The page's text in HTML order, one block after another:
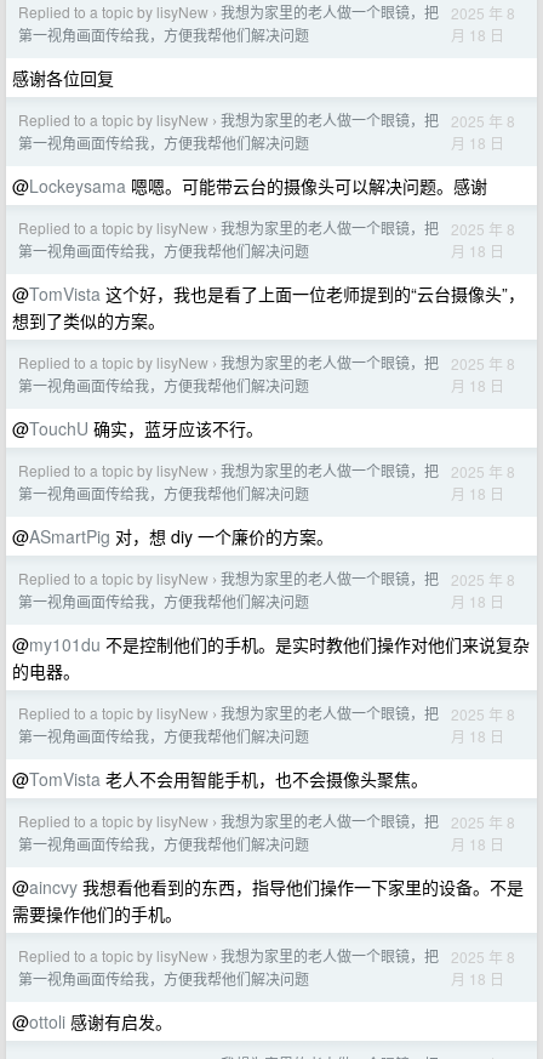
Replied to a topic by lisyNew › 我想为家里的老人做一个眼镜，把
第一视角画面传给我，方便我帮他们解决问题
2025 年 8
月 18 日
感谢各位回复
Replied to a topic by lisyNew › 我想为家里的老人做一个眼镜，把
第一视角画面传给我，方便我帮他们解决问题
2025 年 8
月 18 日
@Lockeysama 嗯嗯。可能带云台的摄像头可以解决问题。感谢
Replied to a topic by lisyNew › 我想为家里的老人做一个眼镜，把
第一视角画面传给我，方便我帮他们解决问题
2025 年 8
月 18 日
@TomVista 这个好，我也是看了上面一位老师提到的“云台摄像头”，
想到了类似的方案。
Replied to a topic by lisyNew › 我想为家里的老人做一个眼镜，把
第一视角画面传给我，方便我帮他们解决问题
2025 年 8
月 18 日
@TouchU 确实，蓝牙应该不行。
Replied to a topic by lisyNew › 我想为家里的老人做一个眼镜，把
第一视角画面传给我，方便我帮他们解决问题
2025 年 8
月 18 日
@ASmartPig 对，想 diy 一个廉价的方案。
Replied to a topic by lisyNew › 我想为家里的老人做一个眼镜，把
第一视角画面传给我，方便我帮他们解决问题
2025 年 8
月 18 日
@my101du 不是控制他们的手机。是实时教他们操作对他们来说复杂
的电器。
Replied to a topic by lisyNew › 我想为家里的老人做一个眼镜，把
第一视角画面传给我，方便我帮他们解决问题
2025 年 8
月 18 日
@TomVista 老人不会用智能手机，也不会摄像头聚焦。
Replied to a topic by lisyNew › 我想为家里的老人做一个眼镜，把
第一视角画面传给我，方便我帮他们解决问题
2025 年 8
月 18 日
@aincvy 我想看他看到的东西，指导他们操作一下家里的设备。不是
需要操作他们的手机。
Replied to a topic by lisyNew › 我想为家里的老人做一个眼镜，把
第一视角画面传给我，方便我帮他们解决问题
2025 年 8
月 18 日
@ottoli 感谢有启发。